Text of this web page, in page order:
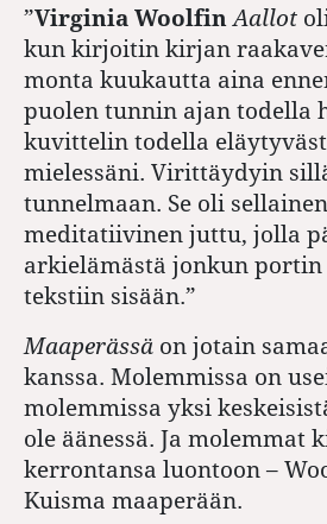
”Virginia Woolfin Aallot
kun kirjoitin kirjan
monta kuukautta aina
puolen tunnin ajan todella
kuvittelin todella
mielessäni. Virittäydyin
tunnelmaan. Se oli
meditatiivinen juttu, jolla
arkielämästä jonkun
tekstiin sisään.”
Maaperässä on jotain
kanssa. Molemmissa on
molemmissa yksi
ole äänessä. Ja molemmat
kerrontansa luontoon –
Kuisma maaperään.